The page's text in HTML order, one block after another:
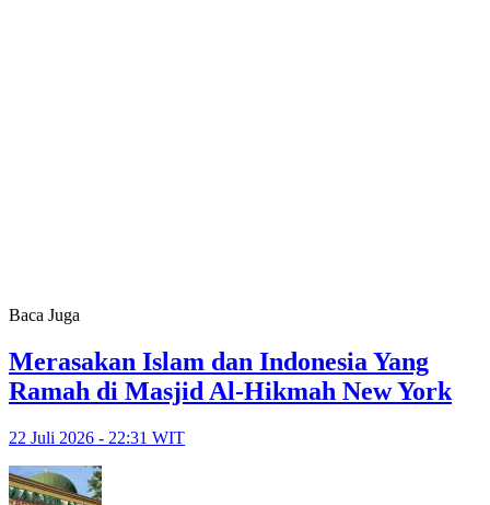
Baca Juga
Merasakan Islam dan Indonesia Yang
Ramah di Masjid Al-Hikmah New York
22 Juli 2026 - 22:31 WIT